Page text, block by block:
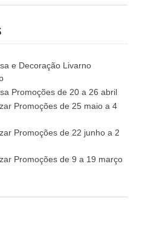
e Decoração Livarno
Promoções de 20 a 26 abril
Promoções de 25 maio a 4
Promoções de 22 junho a 2
Promoções de 9 a 19 março